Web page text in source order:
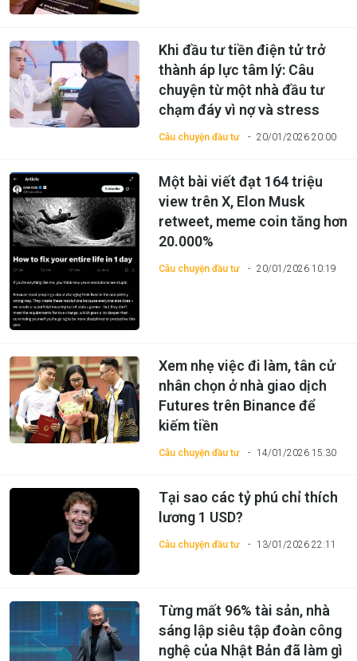
Câu chuyện đầu tư 20/01/2026 20:00
Khi đầu tư tiền điện tử trở
thành áp lực tâm lý: Câu
chuyện từ một nhà đầu tư
chạm đáy vì nợ và stress
Câu chuyện đầu tư 20/01/2026 10:19
Một bài viết đạt 164 triệu
view trên X, Elon Musk
retweet, meme coin tăng hơn
20.000%
Câu chuyện đầu tư 14/01/2026 15:30
Xem nhẹ việc đi làm, tân cử
nhân chọn ở nhà giao dịch
Futures trên Binance để
kiếm tiền
Câu chuyện đầu tư 13/01/2026 22:11
Tại sao các tỷ phú chỉ thích
lương 1 USD?
Từng mất 96% tài sản, nhà
sáng lập siêu tập đoàn công
nghệ của Nhật Bản đã làm gì